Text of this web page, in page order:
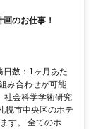
のお仕事！
日数：1ヶ月あた
み合わせが可能
社会科学学術研究
幌市中央区のホテ
す。 全てのホ